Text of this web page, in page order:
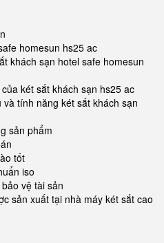
homesun hs25 ac
khách sạn hotel safe homesun
két sắt khách sạn hs25 ac
tính năng két sắt khách sạn
sản phẩm
tốt
iso
vệ tài sản
sản xuất tại nhà máy két sắt cao